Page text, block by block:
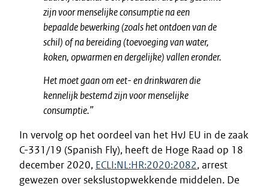
zijn voor menselijke consumptie na een
bepaalde bewerking (zoals het ontdoen van de
schil) of na bereiding (toevoeging van water,
koken, opwarmen en dergelijke) vallen eronder.
Het moet gaan om eet- en drinkwaren die
kennelijk bestemd zijn voor menselijke
consumptie.”
In vervolg op het oordeel van het HvJ EU in de zaak
C-331/19 (Spanish Fly), heeft de Hoge Raad op 18
december 2020, ECLI:NL:HR:2020:2082, arrest
gewezen over sekslustopwekkende middelen. De